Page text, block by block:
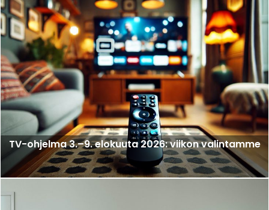
TV-ohjelma 3.–9. elokuuta 2026: viikon valintamme